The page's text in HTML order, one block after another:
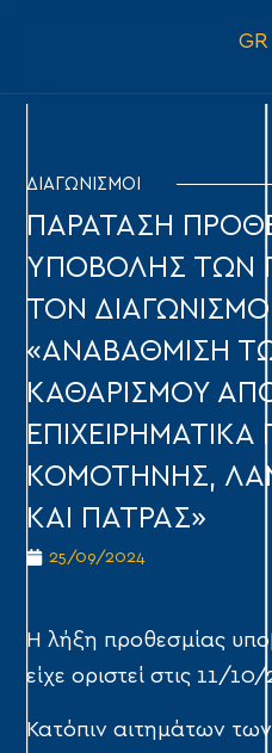
GR
ΔΙΑΓΩΝΙΣΜΟΙ
ΠΑΡΑΤΑΣΗ
ΥΠΟΒΟΛΗΣ ΤΩΝ
ΤΟΝ
«ΑΝΑΒΑΘΜΙΣΗ
ΚΑΘΑΡΙΣΜΟΥ
ΚΟΜΟΤΗΝΗΣ,
ΚΑΙ ΠΑΤΡΑΣ»
25/09/2024
Η λήξη προθεσμίας
είχε οριστεί στις 11/
Κατόπιν αιτημάτων